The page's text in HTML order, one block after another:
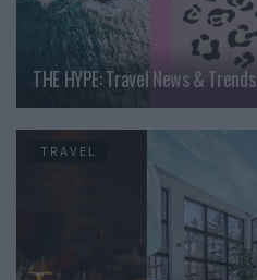
THE HYPE: Travel News & Trends
TRAVEL